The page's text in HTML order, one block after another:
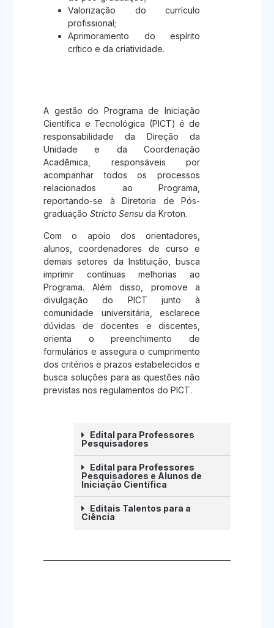
Valorização do currículo
profissional;
Aprimoramento do espírito
crítico e da criatividade.
A gestão do Programa de Iniciação
Científica e Tecnológica (PICT) é de
responsabilidade da Direção da
Unidade e da Coordenação
Acadêmica, responsáveis por
acompanhar todos os processos
relacionados ao Programa,
reportando-se à Diretoria de Pós-
graduação Stricto Sensu da Kroton.
Com o apoio dos orientadores,
alunos, coordenadores de curso e
demais setores da Instituição, busca
imprimir contínuas melhorias ao
Programa. Além disso, promove a
divulgação do PICT junto à
comunidade universitária, esclarece
dúvidas de docentes e discentes,
orienta o preenchimento de
formulários e assegura o cumprimento
dos critérios e prazos estabelecidos e
busca soluções para as questões não
previstas nos regulamentos do PICT.
Edital para Professores
Pesquisadores
Edital para Professores
Pesquisadores e Alunos de
Iniciação Científica
Editais Talentos para a
Ciência